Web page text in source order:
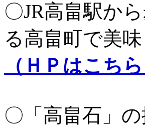
〇JR高畠駅か
る高畠町で美
（ＨＰはこちら
〇「高畠石」